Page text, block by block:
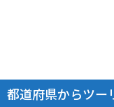
都道府県からツー